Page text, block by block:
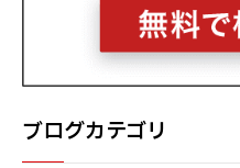
ブログカテゴリ